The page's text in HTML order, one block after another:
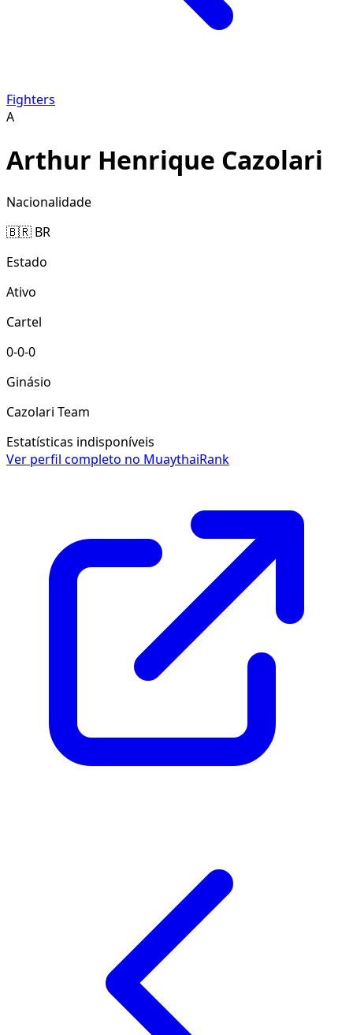
Fighters
A
Arthur Henrique Cazolari
Nacionalidade
🇧🇷 BR
Estado
Ativo
Cartel
0-0-0
Ginásio
Cazolari Team
Estatísticas indisponíveis
Ver perfil completo no MuaythaiRank